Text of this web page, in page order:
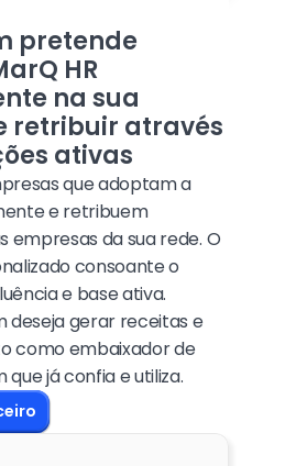
pretende
HR
na sua
retribuir através
ativas
que adoptam a
e retribuem
empresas da sua rede. O
consoante o
e base ativa.
deseja gerar receitas e
como embaixador de
que já confia e utiliza.